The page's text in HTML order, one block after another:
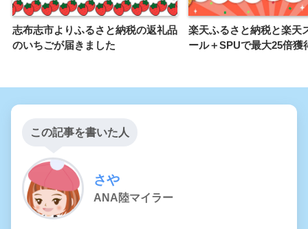
志布志市よりふるさと納税の返礼品
のいちごが届きました
楽天ふるさと納税と楽天
ール＋SPUで最大25倍獲
この記事を書いた人
さや
ANA陸マイラー